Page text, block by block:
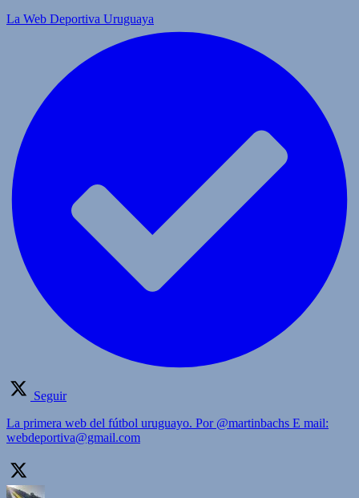
La Web Deportiva Uruguaya
Seguir
La primera web del fútbol uruguayo. Por @martinbachs E mail:
webdeportiva@gmail.com